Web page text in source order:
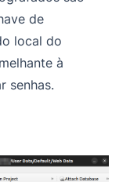
de
local do
à
senhas.